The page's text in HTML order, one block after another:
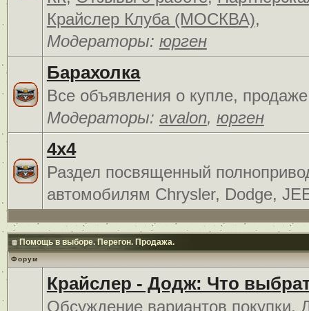
Крайслер Клуба (МОСКВА),
Модераторы: юрген
Барахолка
Все объявления о купле,
Модераторы: avalon, юрген
4x4
Раздел посвященный
автомобилям Chrysler, Dodge,
Помощь в выборе. Перегон. Продажа.
Форум
Крайслер - Додж: Что
Обсуждение вариантов покупки.